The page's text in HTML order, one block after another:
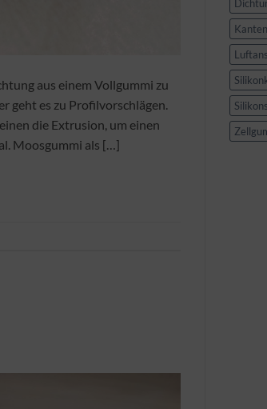
aus einem Vollgummi zu
geht es zu Profilvorschlägen.
die Extrusion, um einen
Moosgummi als […]